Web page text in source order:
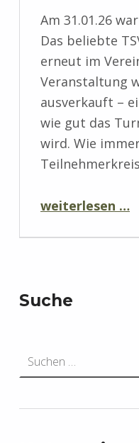
Am 31.01.26
Das beliebte
erneut im
Veranstaltung
ausverkauft –
wie gut das
wird. Wie
“TSV – Kniffelturnier 2026”
weiterlesen …
Suche